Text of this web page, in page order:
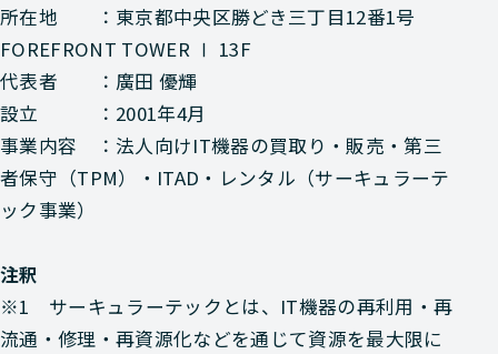
所在地 ：東京都中央区勝どき三丁目12番1号
FOREFRONT TOWER Ⅰ 13F
代表者 ：廣田 優輝
設立 ：2001年4月
事業内容 ：法人向けIT機器の買取り・販売・第三
者保守（TPM）・ITAD・レンタル（サーキュラーテ
ック事業）
注釈
※1 サーキュラーテックとは、IT機器の再利用・再
流通・修理・再資源化などを通じて資源を最大限に